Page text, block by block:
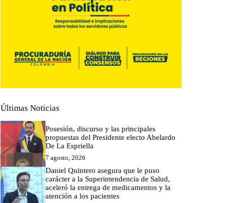
Últimas Noticias
Posesión, discurso y las principales
propuestas del Presidente electo Abelardo
De La Espriella
7 agosto, 2026
Daniel Quintero asegura que le puso
carácter a la Superintendencia de Salud,
aceleró la entrega de medicamentos y la
atención a los pacientes